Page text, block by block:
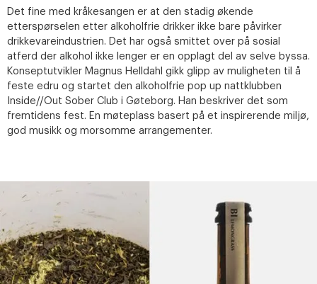
Det fine med kråkesangen er at den stadig økende
etterspørselen etter alkoholfrie drikker ikke bare påvirker
drikkevareindustrien. Det har også smittet over på sosial
atferd der alkohol ikke lenger er en opplagt del av selve byssa.
Konseptutvikler Magnus Helldahl gikk glipp av muligheten til å
feste edru og startet den alkoholfrie pop up nattklubben
Inside//Out Sober Club i Gøteborg. Han beskriver det som
fremtidens fest. En møteplass basert på et inspirerende miljø,
god musikk og morsomme arrangementer.